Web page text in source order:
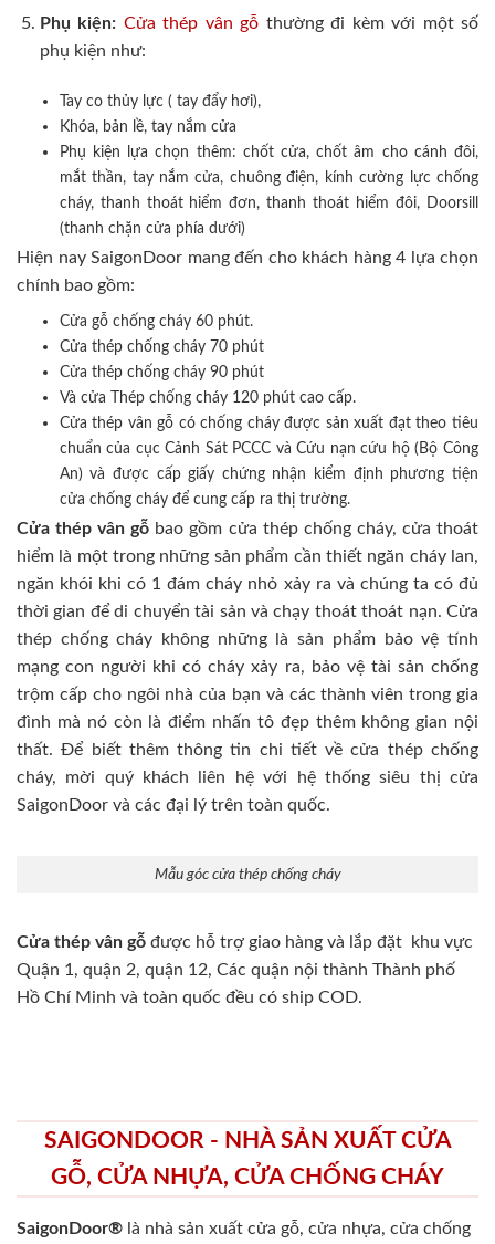
Phụ kiện: Cửa thép vân gỗ thường đi kèm với một số
phụ kiện như:
Tay co thủy lực ( tay đẩy hơi),
Khóa, bản lề, tay nắm cửa
Phụ kiện lựa chọn thêm: chốt cửa, chốt âm cho cánh đôi,
mắt thần, tay nắm cửa, chuông điện, kính cường lực chống
cháy, thanh thoát hiểm đơn, thanh thoát hiểm đôi, Doorsill
(thanh chặn cửa phía dưới)
Hiện nay SaigonDoor mang đến cho khách hàng 4 lựa chọn
chính bao gồm:
Cửa gỗ chống cháy 60 phút.
Cửa thép chống cháy 70 phút
Cửa thép chống cháy 90 phút
Và cửa Thép chống cháy 120 phút cao cấp.
Cửa thép vân gỗ có chống cháy được sản xuất đạt theo tiêu
chuẩn của cục Cảnh Sát PCCC và Cứu nạn cứu hộ (Bộ Công
An) và được cấp giấy chứng nhận kiểm định phương tiện
cửa chống cháy để cung cấp ra thị trường.
Cửa thép vân gỗ bao gồm cửa thép chống cháy, cửa thoát
hiểm là một trong những sản phẩm cần thiết ngăn cháy lan,
ngăn khói khi có 1 đám cháy nhỏ xảy ra và chúng ta có đủ
thời gian để di chuyển tài sản và chạy thoát thoát nạn. Cửa
thép chống cháy không những là sản phẩm bảo vệ tính
mạng con người khi có cháy xảy ra, bảo vệ tài sản chống
trộm cấp cho ngôi nhà của bạn và các thành viên trong gia
đình mà nó còn là điểm nhấn tô đẹp thêm không gian nội
thất. Để biết thêm thông tin chi tiết về cửa thép chống
cháy, mời quý khách liên hệ với hệ thống siêu thị cửa
SaigonDoor và các đại lý trên toàn quốc.
Mẫu góc cửa thép chống cháy
Cửa thép vân gỗ được hỗ trợ giao hàng và lắp đặt khu vực
Quận 1, quận 2, quận 12, Các quận nội thành Thành phố
Hồ Chí Minh và toàn quốc đều có ship COD.
SAIGONDOOR - NHÀ SẢN XUẤT CỬA
GỖ, CỬA NHỰA, CỬA CHỐNG CHÁY
SaigonDoor® là nhà sản xuất cửa gỗ, cửa nhựa, cửa chống